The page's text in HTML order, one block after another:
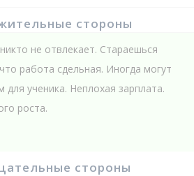
стороны
не отвлекает. Стараешься
работа сдельная. Иногда могут
для ученика. Неплохая зарплата.
роста.
стороны